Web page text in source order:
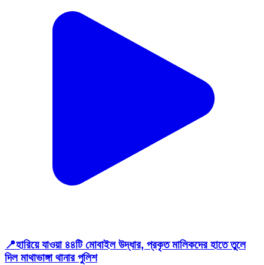
📍হারিয়ে যাওয়া ৪৪টি মোবাইল উদ্ধার, প্রকৃত মালিকদের হাতে তুলে
দিল মাথাভাঙ্গা থানার পুলিশ